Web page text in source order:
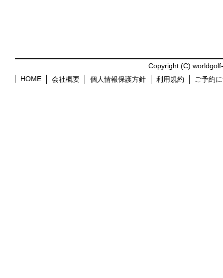
Copyright (C)
HOME
会社概要 個人情報保護方針 利用規約 ご予約